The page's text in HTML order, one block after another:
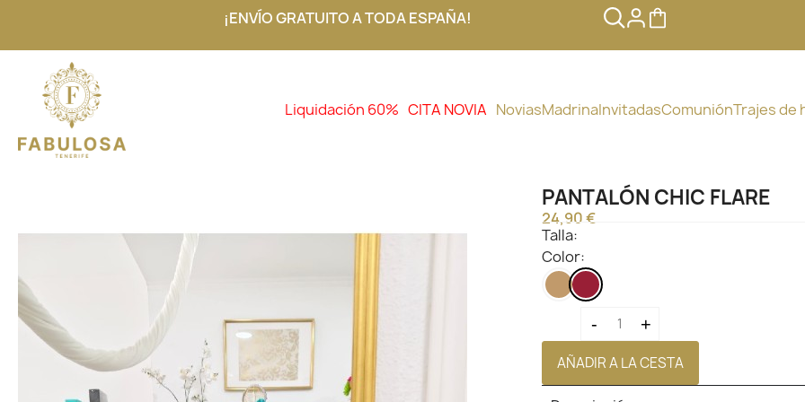
¡ENVÍO GRATUITO A TODA ESPAÑA!
Liquidación 60% CITA NOVIA NoviasMadrinaInvitadasComuniónTrajes de
PANTALÓN CHIC FLARE
24,90 €
Talla:
Color:
CAMELGRANATE
- +
AÑADIR A LA CESTA